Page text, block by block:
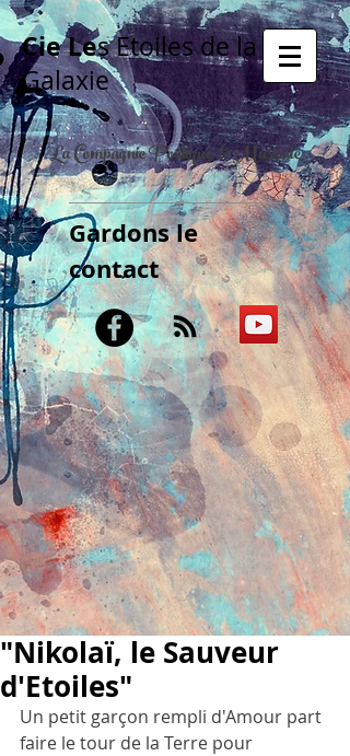
Cie Les Etoiles de la
Galaxie
La Compagnie Poétique & Musicale
Gardons le
contact
"Nikolaï, le Sauveur
d'Etoiles"
Un petit garçon rempli d'Amour part
faire le tour de la Terre pour